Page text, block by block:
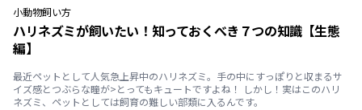
小動物飼い方
ハリネズミが飼いたい！知っておくべき７つの知識【生態
編】
最近ペットとして人気急上昇中のハリネズミ。手の中にすっぽりと収まるサ
イズ感とつぶらな瞳が>とってもキュートですよね！ しかし！実はこのハリ
ネズミ、ペットとしては飼育の難しい部類に入るんです。